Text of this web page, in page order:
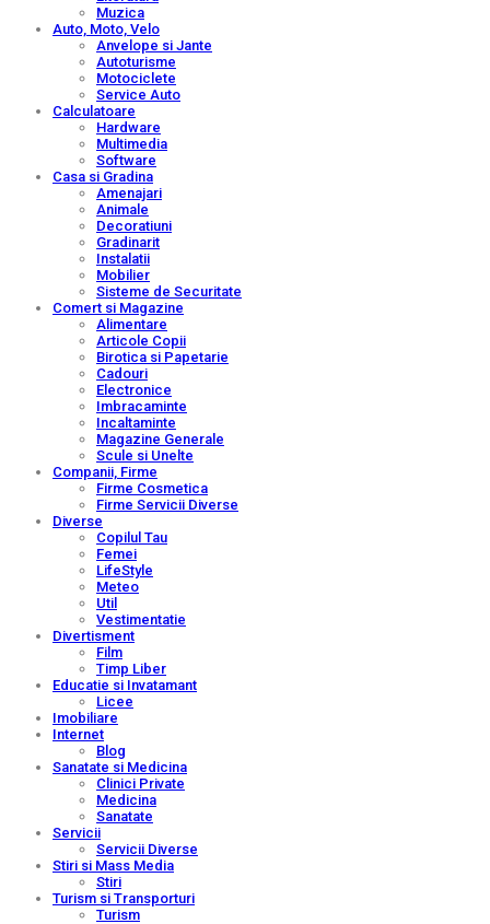
Muzica
Auto, Moto, Velo
Anvelope si Jante
Autoturisme
Motociclete
Service Auto
Calculatoare
Hardware
Multimedia
Software
Casa si Gradina
Amenajari
Animale
Decoratiuni
Gradinarit
Instalatii
Mobilier
Sisteme de Securitate
Comert si Magazine
Alimentare
Articole Copii
Birotica si Papetarie
Cadouri
Electronice
Imbracaminte
Incaltaminte
Magazine Generale
Scule si Unelte
Companii, Firme
Firme Cosmetica
Firme Servicii Diverse
Diverse
Copilul Tau
Femei
LifeStyle
Meteo
Util
Vestimentatie
Divertisment
Film
Timp Liber
Educatie si Invatamant
Licee
Imobiliare
Internet
Blog
Sanatate si Medicina
Clinici Private
Medicina
Sanatate
Servicii
Servicii Diverse
Stiri si Mass Media
Stiri
Turism si Transporturi
Turism